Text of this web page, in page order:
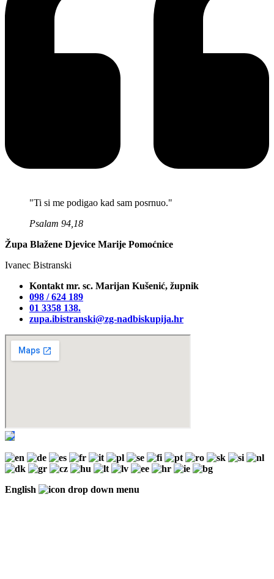
"Ti si me podigao kad sam posrnuo."
Psalam 94,18
Župa Blažene Djevice Marije Pomoćnice
Ivanec Bistranski
Kontakt mr. sc. Marijan Kušenić, župnik
098 / 624 189
01 3358 138‬.
zupa.ibistranski@zg-nadbiskupija.hr
English